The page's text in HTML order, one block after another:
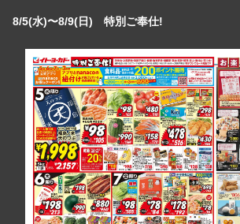
8/5(水)〜8/9(日) 特別ご奉仕!